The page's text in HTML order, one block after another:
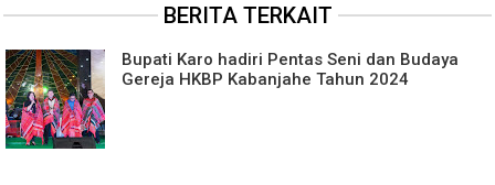
BERITA TERKAIT
Bupati Karo hadiri Pentas Seni dan Budaya
Gereja HKBP Kabanjahe Tahun 2024